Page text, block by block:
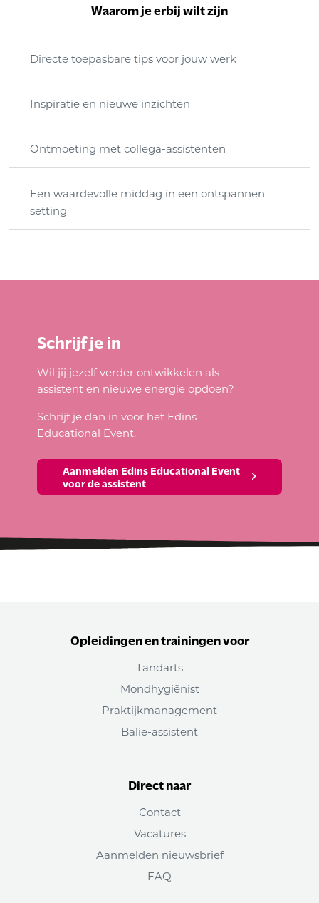
Waarom je erbij wilt zijn
Directe toepasbare tips voor jouw werk
Inspiratie en nieuwe inzichten
Ontmoeting met collega-assistenten
Een waardevolle middag in een ontspannen
setting
Schrijf je in
Wil jij jezelf verder ontwikkelen als
assistent en nieuwe energie opdoen?
Schrijf je dan in voor het Edins
Educational Event.
Aanmelden Edins Educational Event
voor de assistent
Opleidingen en trainingen voor
Tandarts
Mondhygiënist
Praktijkmanagement
Balie-assistent
Direct naar
Contact
Vacatures
Aanmelden nieuwsbrief
FAQ